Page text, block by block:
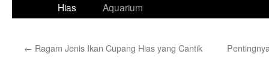
Hias
Aquarium
← Ragam Jenis Ikan Cupang Hias yang Cantik